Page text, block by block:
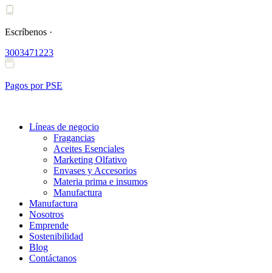
Ir
contenido
Escríbenos ·
3003471223
Pagos por PSE
Líneas de negocio
Fragancias
Aceites Esenciales
Marketing Olfativo
Envases y Accesorios
Materia prima e insumos
Manufactura
Manufactura
Nosotros
Emprende
Sostenibilidad
Blog
Contáctanos